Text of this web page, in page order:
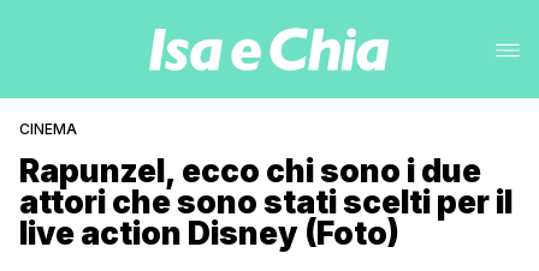
CINEMA
Rapunzel, ecco chi sono i due
attori che sono stati scelti per il
live action Disney (Foto)